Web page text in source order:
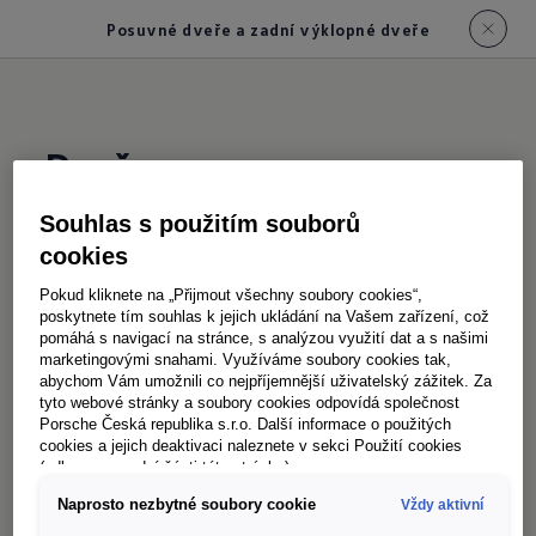
Posuvné dveře a zadní výklopné dveře
Dveře
Pohodlí začíná už při nástupu: Díky extra
širokým, standardně dodávaným posuvným
dveřím na straně spolujezdce (930 mm efektivní
šířka otvoru) je nastupování a vystupování pro
vaše cestující v novém Caravelle ještě
příjemnější. Druhé posuvné dveře na straně
řidiče 1přinášejí větší flexibilitu – ideální při
cestách pak volitelná výklopná okna v
Souhlas s použitím souborů
cookies
Pokud kliknete na „Přijmout všechny soubory cookies“,
poskytnete tím souhlas k jejich ukládání na Vašem zařízení, což
pomáhá s navigací na stránce, s analýzou využití dat a s našimi
marketingovými snahami. Využíváme soubory cookies tak,
abychom Vám umožnili co nejpříjemnější uživatelský zážitek. Za
tyto webové stránky a soubory cookies odpovídá společnost
Porsche Česká republika s.r.o. Další informace o použitých
cookies a jejich deaktivaci naleznete v sekci Použití cookies
(odkaz ve spodní části této stránky).
Naprosto nezbytné soubory cookie Vždy aktivní